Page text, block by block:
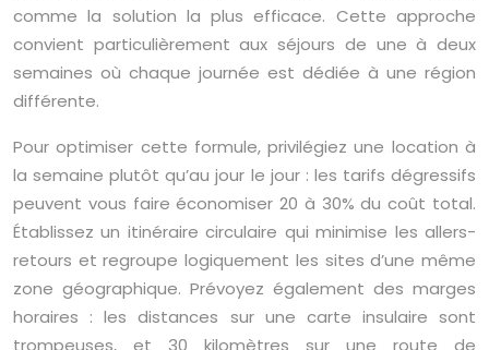
comme la solution la plus efficace. Cette approche
convient particulièrement aux séjours de une à deux
semaines où chaque journée est dédiée à une région
différente.
Pour optimiser cette formule, privilégiez une location à
la semaine plutôt qu’au jour le jour : les tarifs dégressifs
peuvent vous faire économiser 20 à 30% du coût total.
Établissez un itinéraire circulaire qui minimise les allers-
retours et regroupe logiquement les sites d’une même
zone géographique. Prévoyez également des marges
horaires : les distances sur une carte insulaire sont
trompeuses, et 30 kilomètres sur une route de